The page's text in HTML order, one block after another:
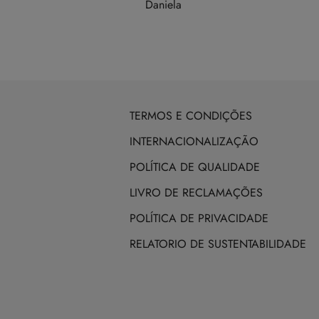
Daniela
TERMOS E CONDIÇÕES
INTERNACIONALIZAÇÃO
POLÍTICA DE QUALIDADE
LIVRO DE RECLAMAÇÕES
POLÍTICA DE PRIVACIDADE
RELATORIO DE SUSTENTABILIDADE